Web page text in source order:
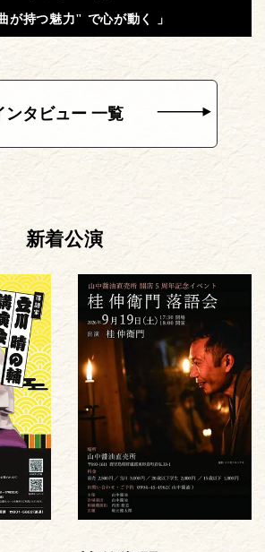
が持つ魅力" で心が動く 」
ンタビュー 一覧
新着公演